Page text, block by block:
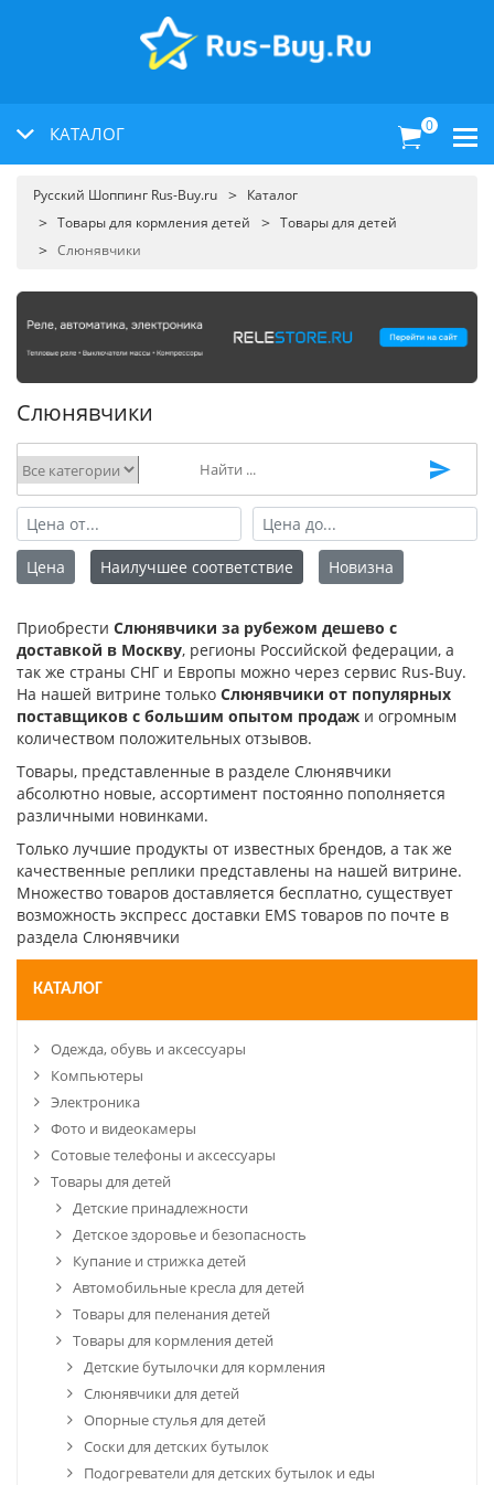
КАТАЛОГ 0
Русский Шоппинг Rus-Buy.ru
Каталог
Товары для кормления детей
Товары для детей
Слюнявчики
Слюнявчики
КАТАЛОГ
Одежда, обувь и аксессуары
Компьютеры
Электроника
Фото и видеокамеры
Сотовые телефоны и аксессуары
Товары для детей
Детские принадлежности
Детское здоровье и безопасность
Купание и стрижка детей
Автомобильные кресла для детей
Товары для пеленания детей
Товары для кормления детей
Детские бутылочки для кормления
Слюнявчики для детей
Опорные стулья для детей
Соски для детских бутылок
Подогреватели для детских бутылок и еды
Цена Наилучшее соответствие Новизна
Приобрести Слюнявчики за рубежом дешево с
доставкой в Москву, регионы Российской федерации, а
так же страны СНГ и Европы можно через сервис Rus-Buy.
На нашей витрине только Слюнявчики от популярных
поставщиков с большим опытом продаж и огромным
количеством положительных отзывов.
Товары, представленные в разделе Слюнявчики
абсолютно новые, ассортимент постоянно пополняется
различными новинками.
Только лучшие продукты от известных брендов, а так же
качественные реплики представлены на нашей витрине.
Множество товаров доставляется бесплатно, существует
возможность экспресс доставки EMS товаров по почте в
раздела Слюнявчики